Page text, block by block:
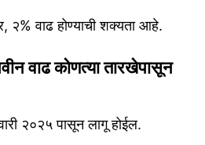
२% वाढ होण्याची शक्यता आहे.
वाढ कोणत्या तारखेपासून
२०२५ पासून लागू होईल.